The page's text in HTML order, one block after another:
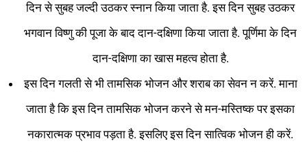
दिन से सुबह जल्दी उठकर स्नान किया जाता है. इस दिन सुबह उठकर
भगवान विष्णु की पूजा के बाद दान-दक्षिणा किया जाता है. पूर्णिमा के दिन
दान-दक्षिणा का खास महत्व होता है.
इस दिन गलती से भी तामसिक भोजन और शराब का सेवन न करें. माना
जाता है कि इस दिन तामसिक भोजन करने से मन-मस्तिष्क पर इसका
नकारात्मक प्रभाव पड़ता है. इसलिए इस दिन सात्विक भोजन ही करें.